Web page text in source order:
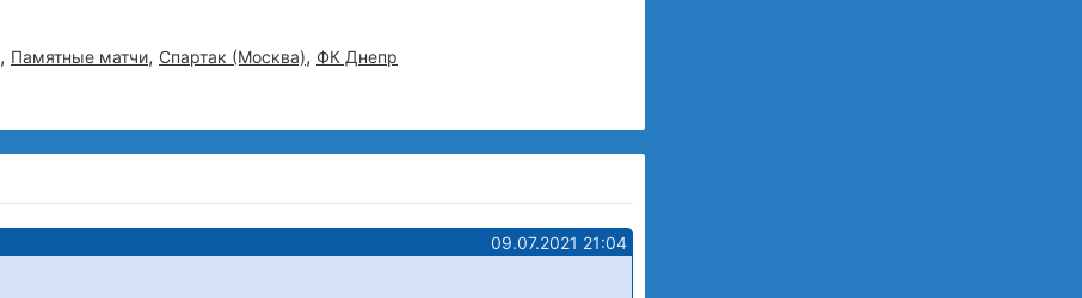
, Памятные матчи, Спартак (Москва), ФК Днепр
09.07.2021 21:04